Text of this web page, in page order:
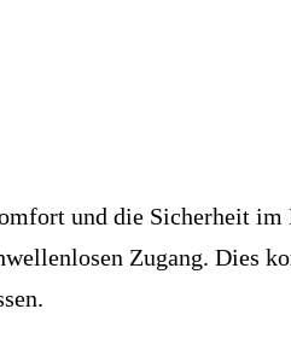
und die Sicherheit im
Zugang. Dies